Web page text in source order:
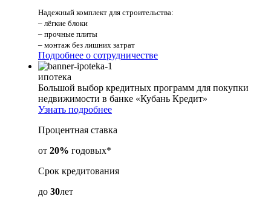
Надежный комплект для строительства:
– лёгкие блоки
– прочные плиты
– монтаж без лишних затрат
Подробнее о сотрудничестве
ипотека
Большой выбор кредитных программ для покупки
недвижимости в банке «Кубань Кредит»
Узнать подробнее
Процентная ставка
от 20% годовых*
Срок кредитования
до 30лет